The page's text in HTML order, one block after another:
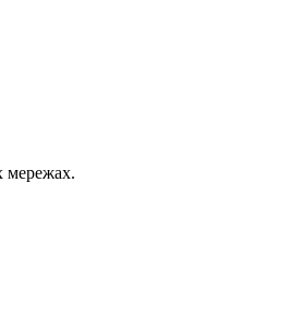
мережах.